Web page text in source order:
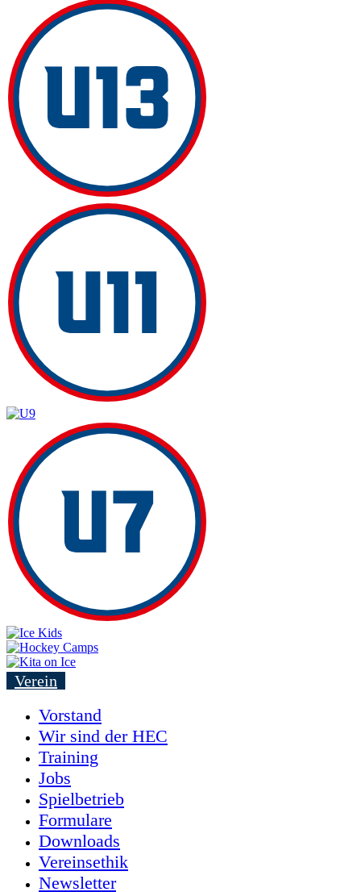
Verein
Vorstand
Wir sind der HEC
Training
Jobs
Spielbetrieb
Formulare
Downloads
Vereinsethik
Newsletter